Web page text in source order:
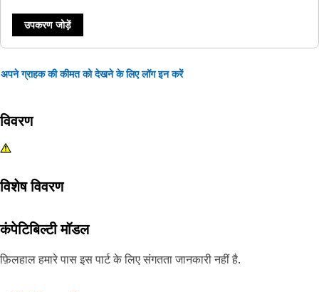
उपकरण जोड़ें
अपने ग्राहक की कीमत को देखने के लिए लॉग इन करें
विवरण
विशेष विवरण
कंपेटिबिल्टी मॉडल
फ़िलहाल हमारे पास इस पार्ट के लिए संगतता जानकारी नहीं है.